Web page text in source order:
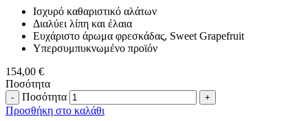
Ισχυρό καθαριστικό αλάτων
Διαλύει λίπη και έλαια
Ευχάριστο άρωμα φρεσκάδας, Sweet Grapefruit
Υπερσυμπυκνωμένο προϊόν
154,00 €
Ποσότητα
Ποσότητα
Προσθήκη στο καλάθι